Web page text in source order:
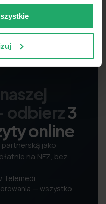
odbierz3
online
jako
na NFZ, bez
Telemedi
— wszystko